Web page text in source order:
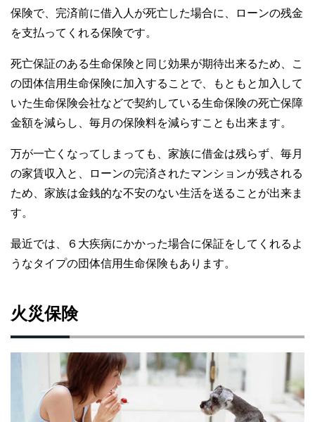
保険で、完済前に借入人が死亡した場合に、ローンの残金
を支払ってくれる保険です。
死亡保証のある生命保険と同じ効果が期待出来るため、こ
の団体信用生命保険に加入することで、もともと加入して
いた生命保険会社などで契約している生命保険の死亡保障
金額を減らし、毎月の保険料を減らすことも出来ます。
万が一亡くなってしまっても、家族に借金は残らず、毎月
の家賃収入と、ローンの完済されたマンションが残される
ため、家族は金銭的な不安のない生活を送ることが出来ま
す。
最近では、６大疾病にかかった場合に保証をしてくれるよ
うなタイプの団体信用生命保険もあります。
火災保険